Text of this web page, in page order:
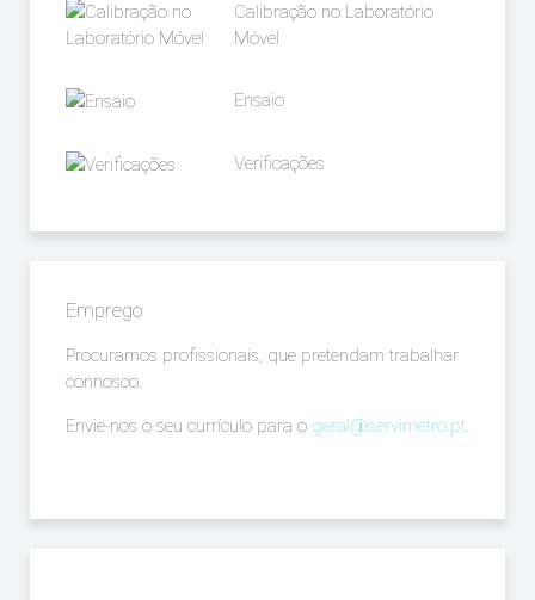
Calibração no Laboratório
Móvel
Ensaio
Verificações
Emprego
Procuramos profissionais, que pretendam trabalhar
connosco.
Envie-nos o seu currículo para o geral@servimetro.pt.